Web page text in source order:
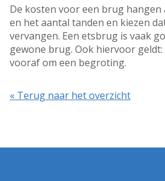
De kosten voor een brug
en het aantal tanden en kiezen
vervangen. Een etsbrug is vaak
gewone brug. Ook hiervoor
vooraf om een begroting.
« Terug naar het overzicht